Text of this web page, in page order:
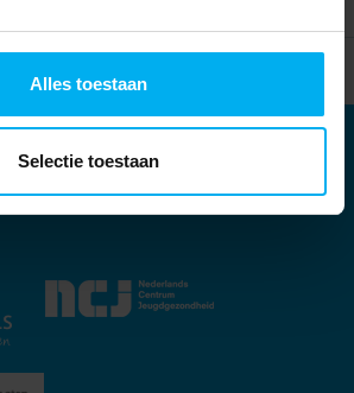
Alles toestaan
Selectie toestaan